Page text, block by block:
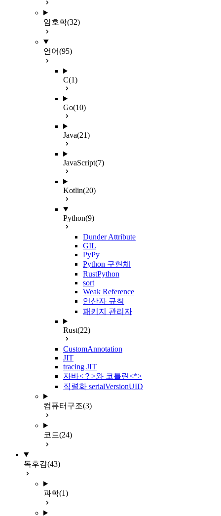
암호학(32)
언어(95)
C(1)
Go(10)
Java(21)
JavaScript(7)
Kotlin(20)
Python(9)
Dunder Attribute
GIL
PyPy
Python 구현체
RustPython
sort
Weak Reference
연산자 규칙
패키지 관리자
Rust(22)
CustomAnnotation
JIT
tracing JIT
자바<？>와 코틀린<*>
직렬화 serialVersionUID
컴퓨터구조(3)
코드(24)
독후감(43)
과학(1)